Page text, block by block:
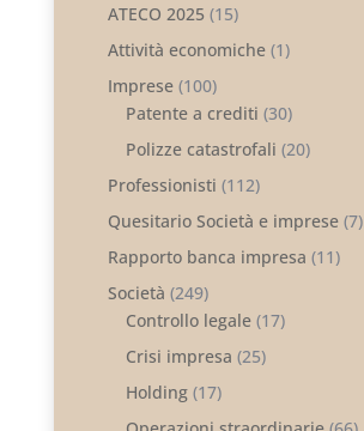
ATECO 2025 (15)
Attività economiche(1)
Imprese(100)
Patente a crediti (30)
Polizze catastrofali (20)
Professionisti (112)
Quesitario Società e imprese(7)
Rapporto banca impresa (11)
Società (249)
Controllo legale(17)
Crisi impresa (25)
Holding(17)